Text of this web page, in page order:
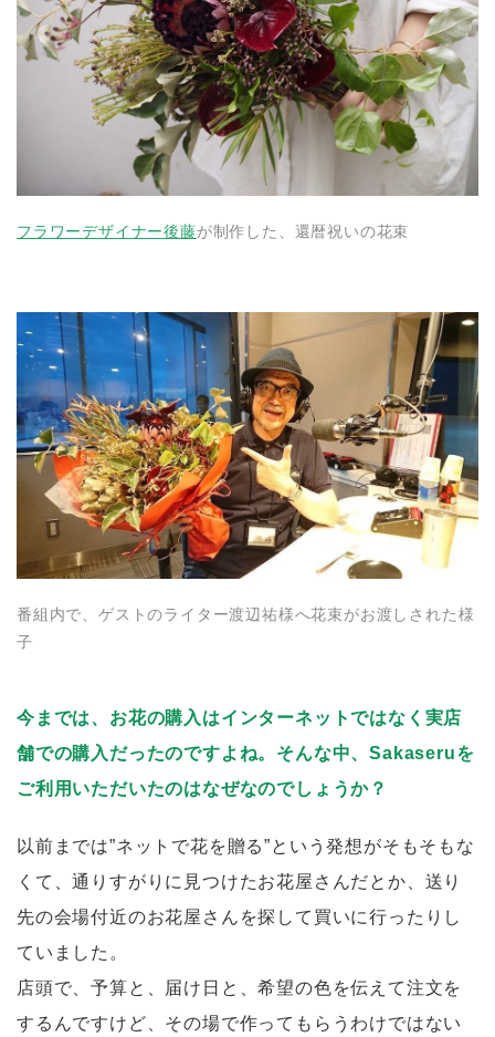
フラワーデザイナー後藤が制作した、還暦祝いの花束
番組内で、ゲストのライター渡辺祐様へ花束がお渡しされた様
子
今までは、お花の購入はインターネットではなく実店
舗での購入だったのですよね。そんな中、Sakaseruを
ご利用いただいたのはなぜなのでしょうか？
以前までは”ネットで花を贈る”という発想がそもそもな
くて、通りすがりに見つけたお花屋さんだとか、送り
先の会場付近のお花屋さんを探して買いに行ったりし
ていました。
店頭で、予算と、届け日と、希望の色を伝えて注文を
するんですけど、その場で作ってもらうわけではない